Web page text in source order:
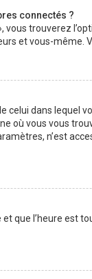
connectés ?
vous trouverez
et vous-même.
celui dans lequel
vous vous
n’est
que l’heure est